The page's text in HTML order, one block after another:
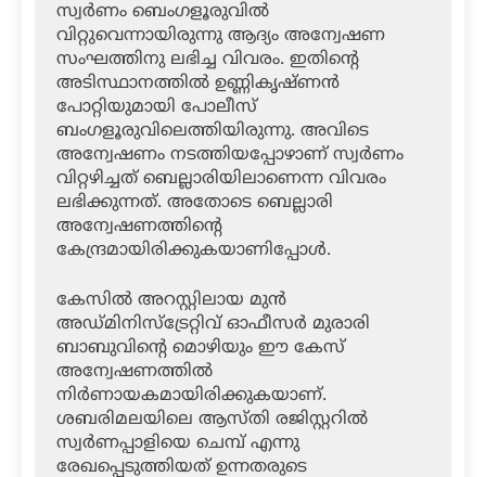
സ്വര്‍ണം ബെംഗളൂരുവില്‍
വിറ്റുവെന്നായിരുന്നു ആദ്യം അന്വേഷണ
സംഘത്തിനു ലഭിച്ച വിവരം. ഇതിന്റെ
അടിസ്ഥാനത്തില്‍ ഉണ്ണികൃഷ്ണന്‍
പോറ്റിയുമായി പോലീസ്
ബംഗളൂരുവിലെത്തിയിരുന്നു. അവിടെ
അന്വേഷണം നടത്തിയപ്പോഴാണ് സ്വര്‍ണം
വിറ്റഴിച്ചത് ബെല്ലാരിയിലാണെന്ന വിവരം
ലഭിക്കുന്നത്. അതോടെ ബെല്ലാരി
അന്വേഷണത്തിന്റെ
കേന്ദ്രമായിരിക്കുകയാണിപ്പോള്‍.
കേസില്‍ അറസ്റ്റിലായ മുന്‍
അഡ്മിനിസ്‌ട്രേറ്റിവ് ഓഫീസര്‍ മുരാരി
ബാബുവിന്റെ മൊഴിയും ഈ കേസ്
അന്വേഷണത്തില്‍
നിര്‍ണായകമായിരിക്കുകയാണ്.
ശബരിമലയിലെ ആസ്തി രജിസ്റ്ററില്‍
സ്വര്‍ണപ്പാളിയെ ചെമ്പ് എന്നു
രേഖപ്പെടുത്തിയത് ഉന്നതരുടെ